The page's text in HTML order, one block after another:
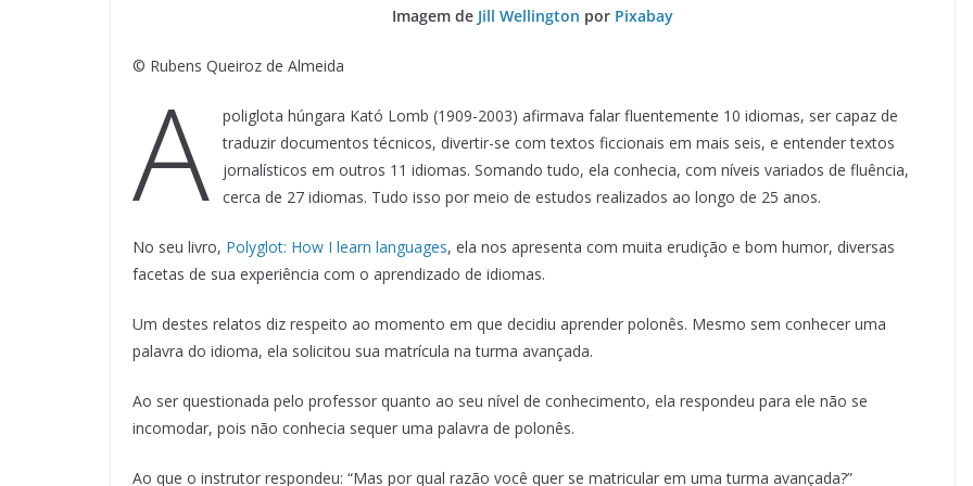
Imagem de Jill Wellington por Pixabay
© Rubens Queiroz de Almeida
A
poliglota húngara Kató Lomb (1909-2003) afirmava falar fluentemente 10 idiomas, ser capaz de
traduzir documentos técnicos, divertir-se com textos ficcionais em mais seis, e entender textos
jornalísticos em outros 11 idiomas. Somando tudo, ela conhecia, com níveis variados de fluência,
cerca de 27 idiomas. Tudo isso por meio de estudos realizados ao longo de 25 anos.
No seu livro, Polyglot: How I learn languages, ela nos apresenta com muita erudição e bom humor, diversas
facetas de sua experiência com o aprendizado de idiomas.
Um destes relatos diz respeito ao momento em que decidiu aprender polonês. Mesmo sem conhecer uma
palavra do idioma, ela solicitou sua matrícula na turma avançada.
Ao ser questionada pelo professor quanto ao seu nível de conhecimento, ela respondeu para ele não se
incomodar, pois não conhecia sequer uma palavra de polonês.
Ao que o instrutor respondeu: “Mas por qual razão você quer se matricular em uma turma avançada?”